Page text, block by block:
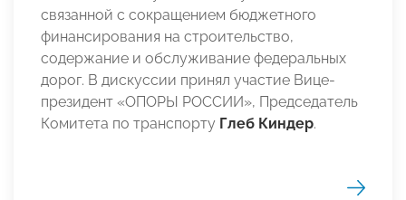
связанной с сокращением бюджетного
финансирования на строительство,
содержание и обслуживание федеральных
дорог. В дискуссии принял участие Вице-
президент «ОПОРЫ РОССИИ», Председатель
Комитета по транспорту Глеб Киндер.